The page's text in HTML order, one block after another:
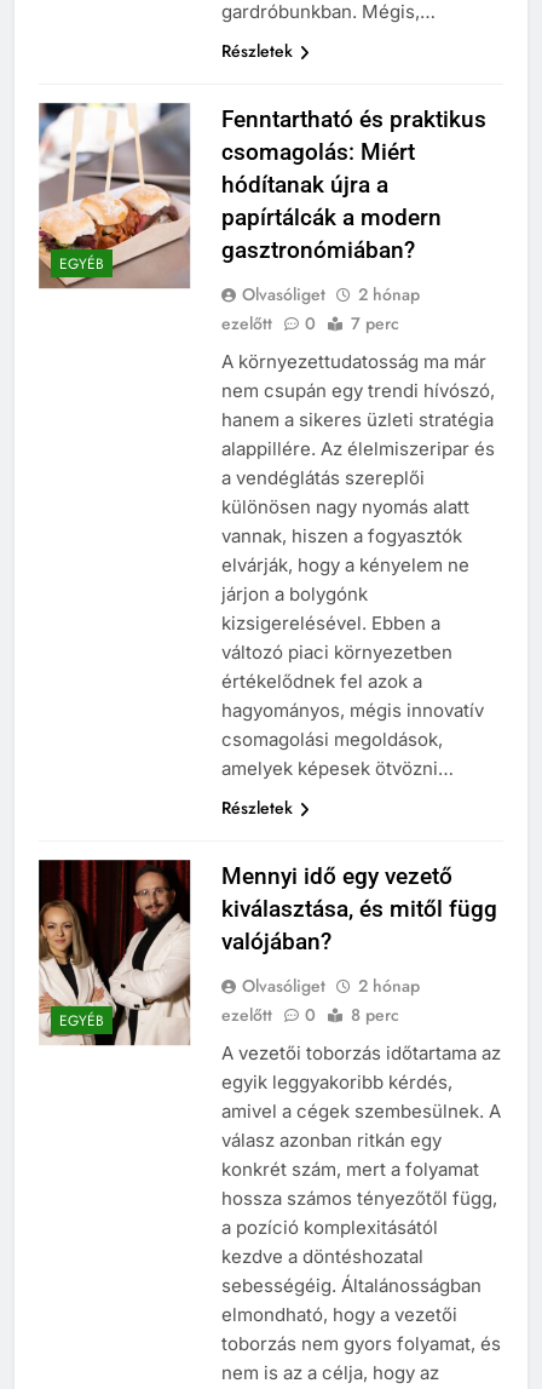
gardróbunkban. Mégis,…
Részletek
EGYÉB
Fenntartható és praktikus
csomagolás: Miért
hódítanak újra a
papírtálcák a modern
gasztronómiában?
Olvasóliget
2 hónap
ezelőtt
0 7 perc
A környezettudatosság ma már
nem csupán egy trendi hívószó,
hanem a sikeres üzleti stratégia
alappillére. Az élelmiszeripar és
a vendéglátás szereplői
különösen nagy nyomás alatt
vannak, hiszen a fogyasztók
elvárják, hogy a kényelem ne
járjon a bolygónk
kizsigerelésével. Ebben a
változó piaci környezetben
értékelődnek fel azok a
hagyományos, mégis innovatív
csomagolási megoldások,
amelyek képesek ötvözni…
Részletek
EGYÉB
Mennyi idő egy vezető
kiválasztása, és mitől függ
valójában?
Olvasóliget
2 hónap
ezelőtt
0 8 perc
A vezetői toborzás időtartama az
egyik leggyakoribb kérdés,
amivel a cégek szembesülnek. A
válasz azonban ritkán egy
konkrét szám, mert a folyamat
hossza számos tényezőtől függ,
a pozíció komplexitásától
kezdve a döntéshozatal
sebességéig. Általánosságban
elmondható, hogy a vezetői
toborzás nem gyors folyamat, és
nem is az a célja, hogy az